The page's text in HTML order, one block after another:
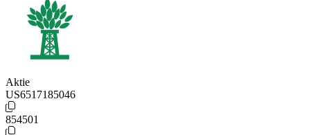
Aktie
US6517185046
854501